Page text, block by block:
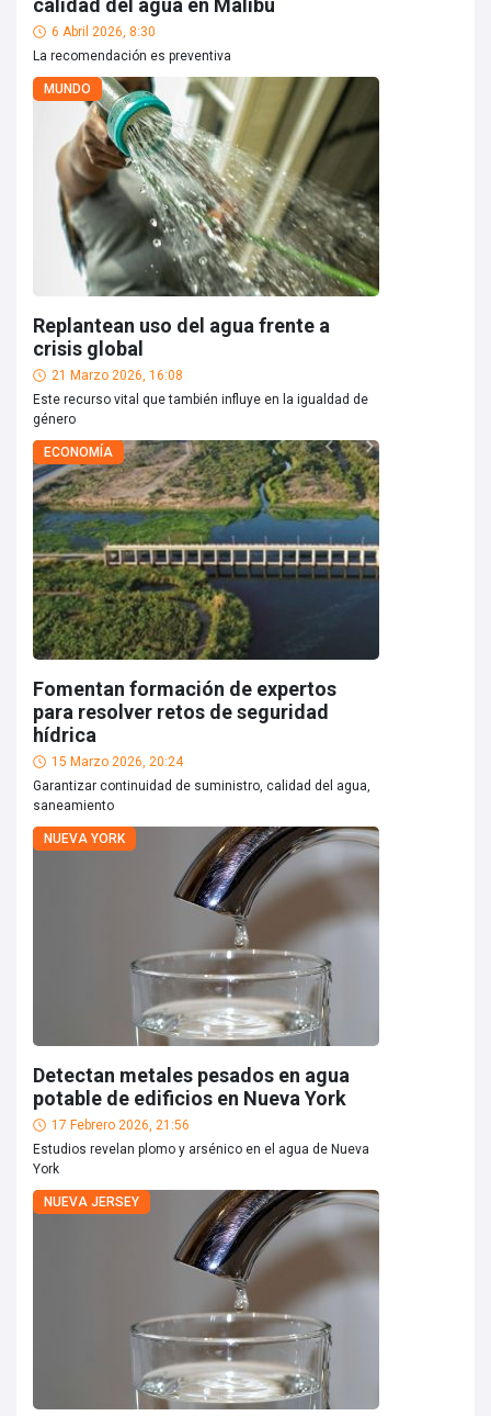
calidad del agua en Malibú
6 Abril 2026, 8:30
La recomendación es preventiva
MUNDO
Replantean uso del agua frente a
crisis global
21 Marzo 2026, 16:08
Este recurso vital que también influye en la igualdad de
género
ECONOMÍA
Fomentan formación de expertos
para resolver retos de seguridad
hídrica
15 Marzo 2026, 20:24
Garantizar continuidad de suministro, calidad del agua,
saneamiento
NUEVA YORK
Detectan metales pesados en agua
potable de edificios en Nueva York
17 Febrero 2026, 21:56
Estudios revelan plomo y arsénico en el agua de Nueva
York
NUEVA JERSEY